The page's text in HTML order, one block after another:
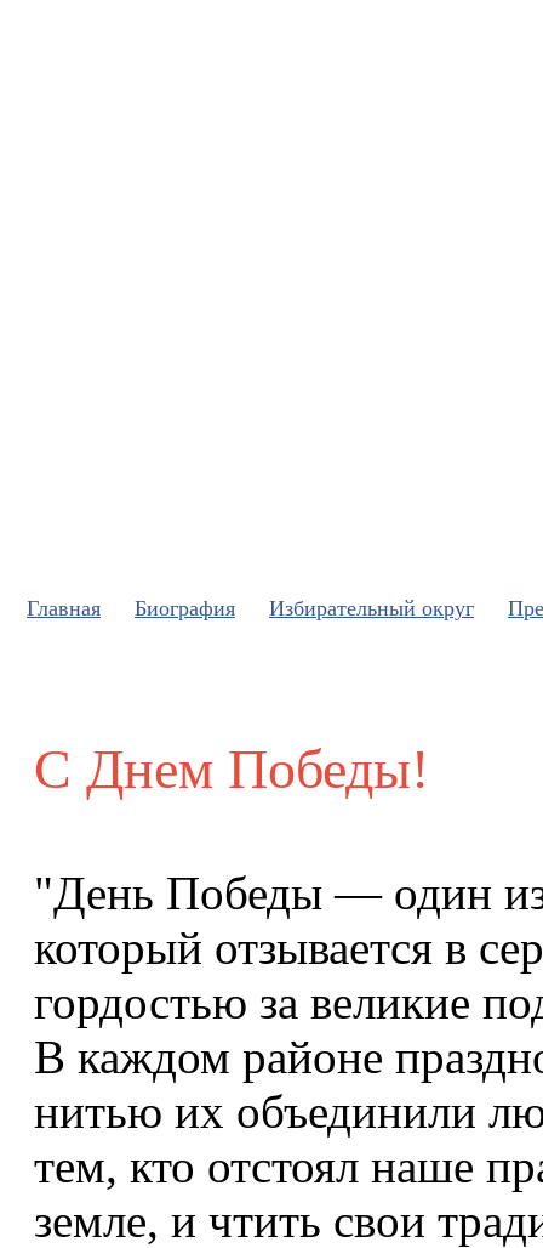
Главная Биография Избирательный округ
С Днем Победы!
"День Победы — один из
который отзывается в
гордостью за великие
В каждом районе
нитью их объединили
тем, кто отстоял наше
земле, и чтить свои